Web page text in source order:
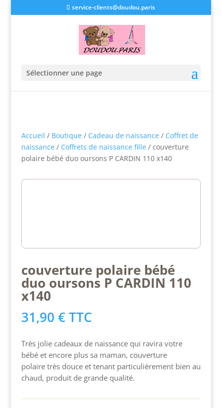
service-clients@doudou.paris
Sélectionner une page
Accueil / Boutique/ Cadeau de naissance/ Coffret de
naissance/ Coffrets de naissance fille/ couverture
polaire bébé duo oursons P CARDIN 110 x140
couverture polaire bébé
duo oursons P CARDIN 110
x140
31,90 € TTC
Très jolie cadeaux de naissance qui ravira votre
bébé et encore plus sa maman, couverture
polaire très douce et tenant particulièrement bien au
chaud, produit de grande qualité.